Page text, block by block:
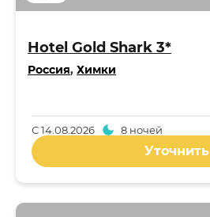
Hotel Gold Shark 3*
Россия, Химки
С14.08.2026 8 ночей
Уточнить